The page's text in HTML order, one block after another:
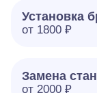
Установка
от 1800 ₽
Замена
от 2000 ₽